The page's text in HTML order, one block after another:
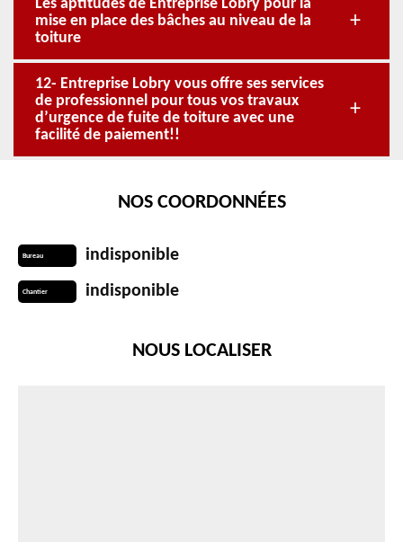
Les aptitudes de Entreprise Lobry pour la
mise en place des bâches au niveau de la
toiture
12- Entreprise Lobry vous offre ses services
de professionnel pour tous vos travaux
d’urgence de fuite de toiture avec une
facilité de paiement!!
NOS COORDONNÉES
Bureau indisponible
Chantier indisponible
NOUS LOCALISER